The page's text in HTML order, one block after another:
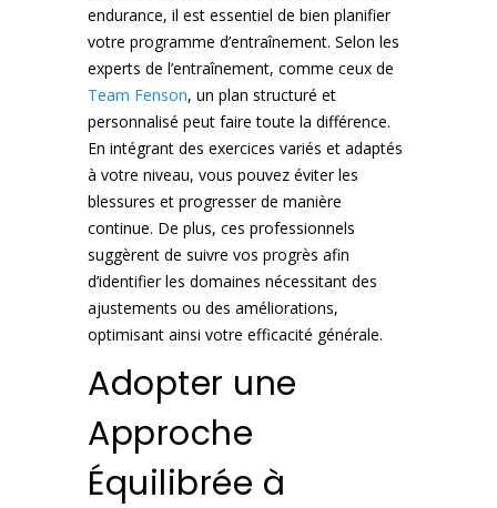
endurance, il est essentiel de bien planifier
votre programme d’entraînement. Selon les
experts de l’entraînement, comme ceux de
Team Fenson, un plan structuré et
personnalisé peut faire toute la différence.
En intégrant des exercices variés et adaptés
à votre niveau, vous pouvez éviter les
blessures et progresser de manière
continue. De plus, ces professionnels
suggèrent de suivre vos progrès afin
d’identifier les domaines nécessitant des
ajustements ou des améliorations,
optimisant ainsi votre efficacité générale.
Adopter une
Approche
Équilibrée à